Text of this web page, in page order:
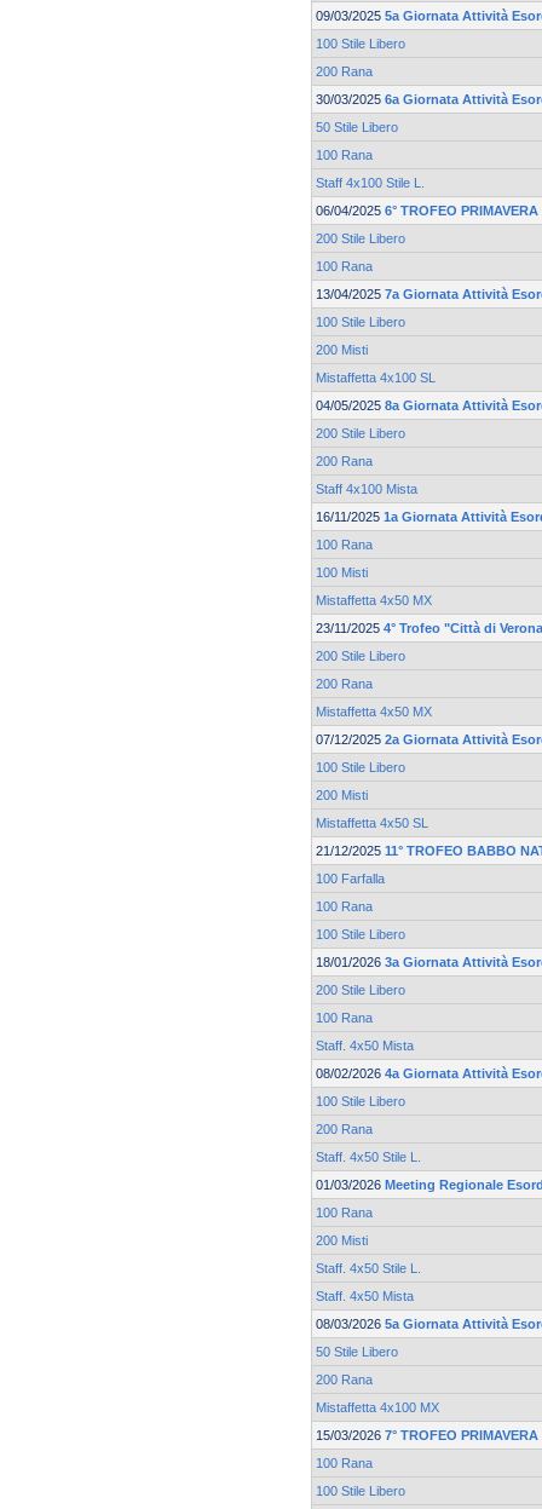
09/03/2025 5a Giornata Attività
100 Stile Libero
200 Rana
30/03/2025 6a Giornata Attività
50 Stile Libero
100 Rana
Staff 4x100 Stile L.
06/04/2025 6° TROFEO
200 Stile Libero
100 Rana
13/04/2025 7a Giornata Attività
100 Stile Libero
200 Misti
Mistaffetta 4x100 SL
04/05/2025 8a Giornata Attività
200 Stile Libero
200 Rana
Staff 4x100 Mista
16/11/2025 1a Giornata Attività
100 Rana
100 Misti
Mistaffetta 4x50 MX
23/11/2025 4° Trofeo "Città di
200 Stile Libero
200 Rana
Mistaffetta 4x50 MX
07/12/2025 2a Giornata Attività
100 Stile Libero
200 Misti
Mistaffetta 4x50 SL
21/12/2025 11° TROFEO BABBO
100 Farfalla
100 Rana
100 Stile Libero
18/01/2026 3a Giornata Attività
200 Stile Libero
100 Rana
Staff. 4x50 Mista
08/02/2026 4a Giornata Attività
100 Stile Libero
200 Rana
Staff. 4x50 Stile L.
01/03/2026 Meeting Regionale
100 Rana
200 Misti
Staff. 4x50 Stile L.
Staff. 4x50 Mista
08/03/2026 5a Giornata Attività
50 Stile Libero
200 Rana
Mistaffetta 4x100 MX
15/03/2026 7° TROFEO
100 Rana
100 Stile Libero